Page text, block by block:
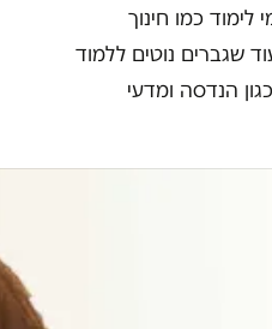
לימוד כמו חינוך
שגברים נוטים ללמוד
הנדסה ומדעי